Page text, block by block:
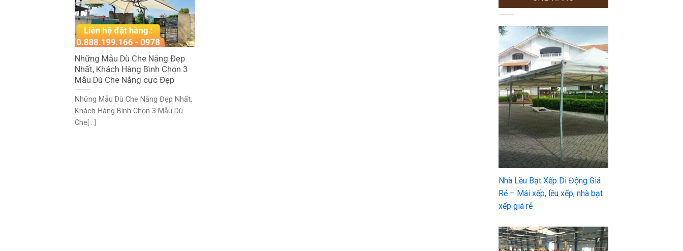
Những Mẫu Dù Che Nắng Đẹp
Nhất, Khách Hàng Bình Chọn 3
Mẫu Dù Che Nắng cực Đẹp
Những Mẫu Dù Che Nắng Đẹp Nhất,
Khách Hàng Bình Chọn 3 Mẫu Dù
Che[...]
Nhà Lều Bạt Xếp Di Động Giá
Rẻ – Mái xếp, lều xếp, nhà bạt
xếp giá rẻ